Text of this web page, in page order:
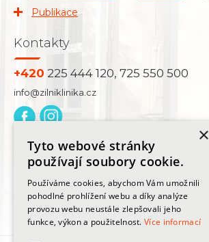
Publikace
Kontakty
+420 225 444 120, 725 550 500
info@zilniklinika.cz
Adresa
Praha 2, Lublaňská 24/ 673, 120 00
ZOBRAZIT NA GOOGLE MAPS
×
Tyto webové stránky
používají soubory cookie.
Používáme cookies, abychom Vám umožnili
pohodlné prohlížení webu a díky analýze
provozu webu neustále zlepšovali jeho
funkce, výkon a použitelnost.Více informací